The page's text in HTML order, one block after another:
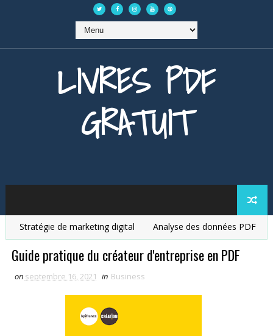
LIVRES PDF
GRATUIT
Stratégie de marketing digital Analyse des données PDF
Guide pratique du créateur d'entreprise en PDF
on septembre 16, 2021 in Business